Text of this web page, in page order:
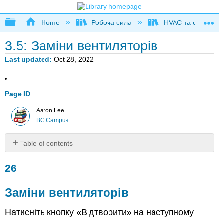
Expand/collapse global hierarchy
Home Робоча сила HVAC та
3.5: Заміни вентиляторів
Last updated Oct 28, 2022
Page ID
Aaron Lee
BC Campus
Table of contents
26
Заміни вентиляторів
Натисніть кнопку «Відтворити» на наступному